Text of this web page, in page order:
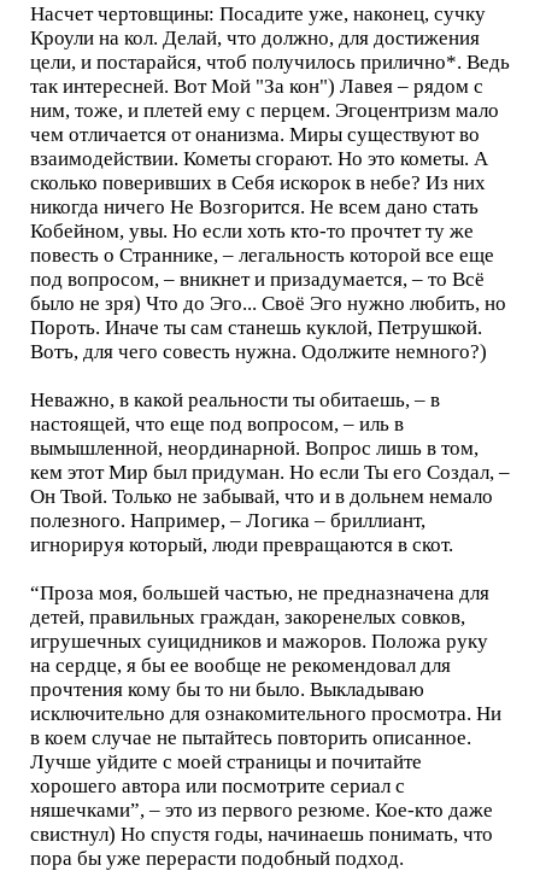
Насчет чертовщины: Посадите уже, наконец, сучку
Кроули на кол. Делай, что должно, для достижения
цели, и постарайся, чтоб получилось прилично*. Ведь
так интересней. Вот Мой "За кон") Лавея – рядом с
ним, тоже, и плетей ему с перцем. Эгоцентризм мало
чем отличается от онанизма. Миры существуют во
взаимодействии. Кометы сгорают. Но это кометы. А
сколько поверивших в Себя искорок в небе? Из них
никогда ничего Не Возгорится. Не всем дано стать
Кобейном, увы. Но если хоть кто-то прочтет ту же
повесть о Страннике, – легальность которой все еще
под вопросом, – вникнет и призадумается, – то Всё
было не зря) Что до Эго... Своё Эго нужно любить, но
Пороть. Иначе ты сам станешь куклой, Петрушкой.
Вотъ, для чего совесть нужна. Одолжите немного?)
Неважно, в какой реальности ты обитаешь, – в
настоящей, что еще под вопросом, – иль в
вымышленной, неординарной. Вопрос лишь в том,
кем этот Мир был придуман. Но если Ты его Создал, –
Он Твой. Только не забывай, что и в дольнем немало
полезного. Например, – Логика – бриллиант,
игнорируя который, люди превращаются в скот.
“Проза моя, большей частью, не предназначена для
детей, правильных граждан, закоренелых совков,
игрушечных суицидников и мажоров. Положа руку
на сердце, я бы ее вообще не рекомендовал для
прочтения кому бы то ни было. Выкладываю
исключительно для ознакомительного просмотра. Ни
в коем случае не пытайтесь повторить описанное.
Лучше уйдите с моей страницы и почитайте
хорошего автора или посмотрите сериал с
няшечками”, – это из первого резюме. Кое-кто даже
свистнул) Но спустя годы, начинаешь понимать, что
пора бы уже перерасти подобный подход.